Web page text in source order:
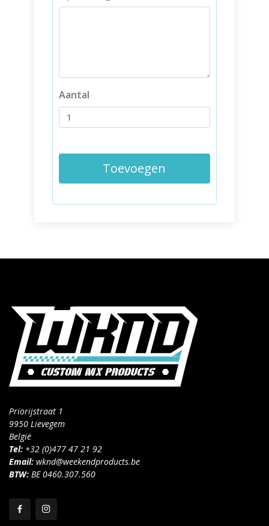
Aantal
Toevoegen
Priorijstraat 1
9950 Lievegem
België
Tel: +32 (0)477 47 21 92
Email: wknd@weekendproducts.be
BTW: BE 0460.307.560